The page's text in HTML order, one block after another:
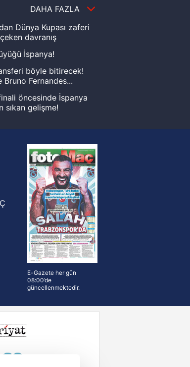
DAHA FAZLA
Dünya Kupası zaferi
davranış
İspanya!
böyle bitirecek!
Bruno Fernandes...
öncesinde İspanya
sıkan gelişme!
Meksika Ligi
yeni teknik direktörü
E-Gazete her gün
08:00’de
güncellenmektedir.